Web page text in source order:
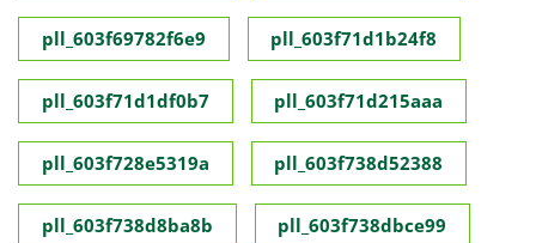
pll_603f69782f6e9 pll_603f71d1b24f8
pll_603f71d1df0b7 pll_603f71d215aaa
pll_603f728e5319a pll_603f738d52388
pll_603f738d8ba8b pll_603f738dbce99